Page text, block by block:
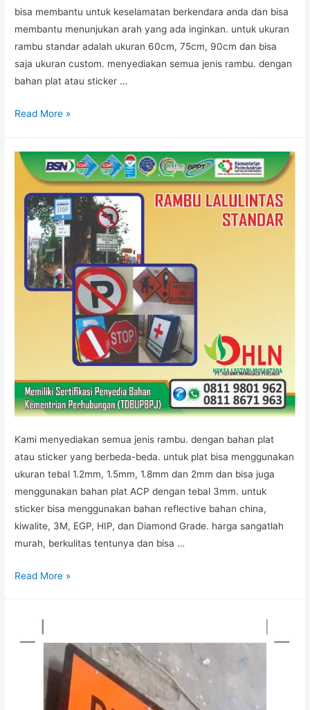
bisa membantu untuk keselamatan berkendara anda dan bisa
membantu menunjukan arah yang ada inginkan. untuk ukuran
rambu standar adalah ukuran 60cm, 75cm, 90cm dan bisa
saja ukuran custom. menyediakan semua jenis rambu. dengan
bahan plat atau sticker …
RAMBU
MURAH
Read More »
Kami menyediakan semua jenis rambu. dengan bahan plat
atau sticker yang berbeda-beda. untuk plat bisa menggunakan
ukuran tebal 1.2mm, 1.5mm, 1.8mm dan 2mm dan bisa juga
menggunakan bahan plat ACP dengan tebal 3mm. untuk
sticker bisa menggunakan bahan reflective bahan china,
kiwalite, 3M, EGP, HIP, dan Diamond Grade. harga sangatlah
murah, berkulitas tentunya dan bisa …
JUAL
Read More »